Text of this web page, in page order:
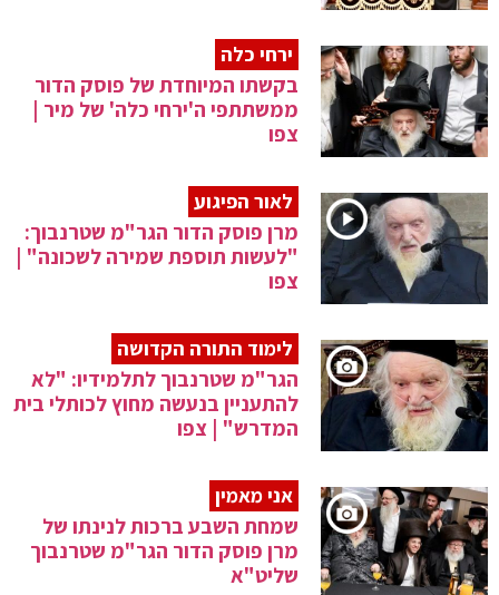
ירחי כלה
בקשתו המיוחדת של פוסק הדור
ממשתתפי ה'ירחי כלה' של מיר |
צפו
לאור הפיגוע
מרן פוסק הדור הגר"מ שטרנבוך:
"לעשות תוספת שמירה לשכונה" |
צפו
לימוד התורה הקדושה
הגר"מ שטרנבוך לתלמידיו: "לא
להתעניין בנעשה מחוץ לכותלי בית
המדרש" | צפו
אני מאמין
שמחת השבע ברכות לנינתו של
מרן פוסק הדור הגר"מ שטרנבוך
שליט"א